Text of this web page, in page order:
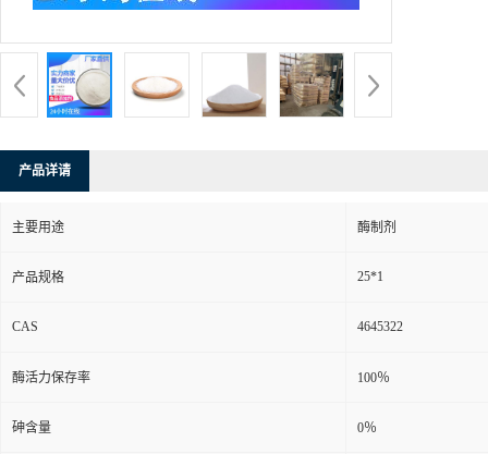
产品详请
主要用途 酶制剂
产品规格 25*1
CAS 4645322
酶活力保存率 100％
砷含量 0％